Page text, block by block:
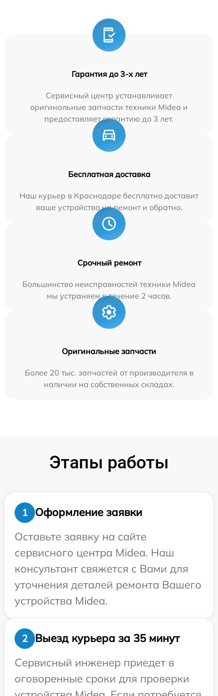
Гарантия до 3-х лет
Сервисный центр устанавливает
оригинальные запчасти техники Midea и
предоставляет гарантию до 3 лет.
Бесплатная доставка
Наш курьер в Краснодаре бесплатно доставит
ваше устройство на ремонт и обратно.
Срочный ремонт
Большинство неисправностей техники Midea
мы устраняем в течение 2 часов.
Оригинальные запчасти
Более 20 тыс. запчастей от производителя в
наличии на собственных складах.
Этапы работы
1
Оформление заявки
Оставьте заявку на сайте
сервисного центра Midea. Наш
консультант свяжется с Вами для
уточнения деталей ремонта Вашего
устройства Midea.
2
Выезд курьера за 35 минут
Сервисный инженер приедет в
оговоренные сроки для проверки